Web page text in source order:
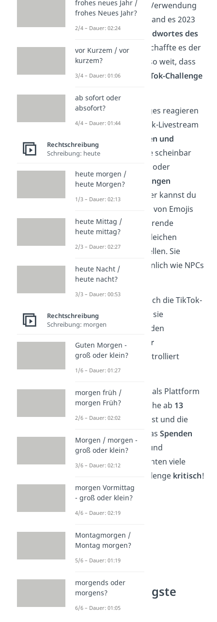
Durch die häufige Verwendung
des Begriffs NPC stand es 2023
zur Wahl des
Jugendwortes des
Jahres. Als Meme schaffte es der
Begriff schließlich so weit, dass
eine komplette
TikTok-Challenge
Bei diesen Challenges reagieren
Influencer im TikTok-Livestream
Geldgeschenken und
Spenden
, indem sie scheinbar
vorprogrammierte oder
stereotype Handlungen
ausführen. Darunter kannst du
dir das Nachstellen von Emojis
und das wiederkehrende
Aussprechen der gleichen
Satzphrasen vorstellen. Sie
wirken dadurch ähnlich wie NPCs
in Videospielen.
Dabei benehmen sich die TikTok-
Nutzer, als würden sie
ausschließlich von den
Interaktionen ihrer
Zuschauenden
kontrolliert
werden.
Wichtig:Da TikTok als Plattform
schon für Jugendliche ab 13
Jahrenzugänglich ist und die
„NPC-Challenge“ dasSpenden
von Geld belohnt
und
incentiviert, betrachten viele
Menschen die Challenge kritisch!
NPC — häufigste
Fragen
frohes neues Jahr /
frohes Neues Jahr?
2/4 – Dauer: 02:24
vor Kurzem / vor
kurzem?
3/4 – Dauer: 01:06
ab sofort oder
absofort?
4/4 – Dauer: 01:44
Rechtschreibung
Schreibung: heute
heute morgen /
heute Morgen?
1/3 – Dauer: 02:13
heute Mittag /
heute mittag?
2/3 – Dauer: 02:27
heute Nacht /
heute nacht?
3/3 – Dauer: 00:53
Rechtschreibung
Schreibung: morgen
Guten Morgen -
groß oder klein?
1/6 – Dauer: 01:27
morgen früh /
morgen Früh?
2/6 – Dauer: 02:02
Morgen / morgen -
groß oder klein?
3/6 – Dauer: 02:12
morgen Vormittag
- groß oder klein?
4/6 – Dauer: 02:19
Montagmorgen /
Montag morgen?
5/6 – Dauer: 01:19
morgends oder
morgens?
6/6 – Dauer: 01:05